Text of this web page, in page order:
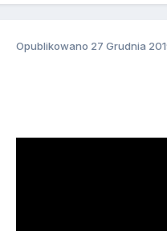
Opublikowano 27 Grudnia